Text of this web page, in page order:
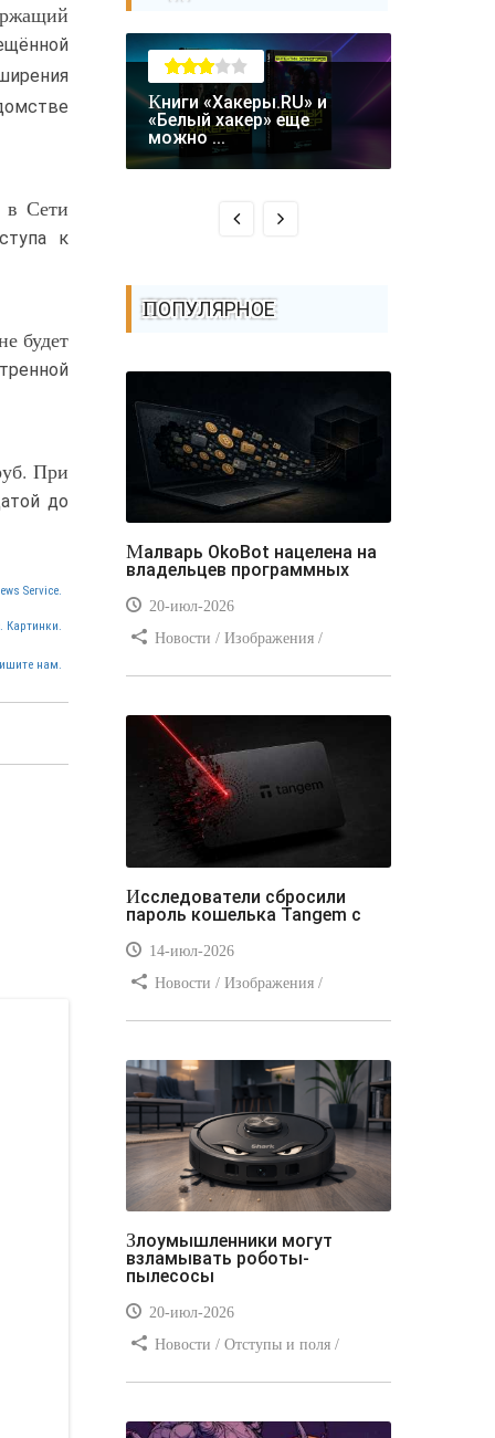
в Сети
к
будет
При
до
Service.
Картинки.
нам.
Книги «Хакеры.RU» и
«Белый хакер» еще
можно ...
ПОПУЛЯРНОЕ
Малварь OkoBot нацелена на
владельцев программных
20-июл-2026
Новости / Изображения /
Самоучитель CSS / Линии и рамки /
Видео уроки / Заработок
Исследователи сбросили
пароль кошелька Tangem с
14-июл-2026
Новости / Изображения /
/ Вёрстка / Видео уроки
Злоумышленники могут
взламывать роботы-
пылесосы
20-июл-2026
Новости / Отступы и поля /
/ Текст / Цвет / Видео уроки